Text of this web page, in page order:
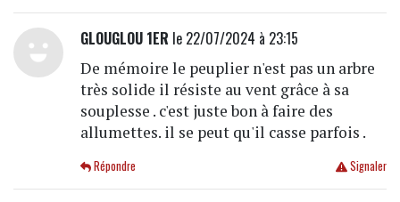
GLOUGLOU 1ER le 22/07/2024 à 23:15
De mémoire le peuplier n'est pas un arbre
très solide il résiste au vent grâce à sa
souplesse . c'est juste bon à faire des
allumettes. il se peut qu'il casse parfois .
Signaler
Répondre